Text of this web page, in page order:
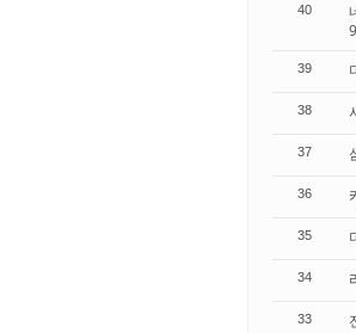
40
39
38
37
36
35
34
33